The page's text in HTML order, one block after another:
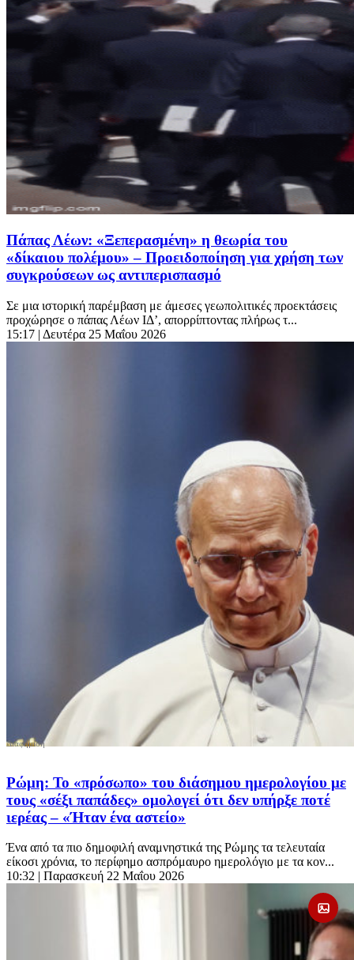
Πάπας Λέων: «Ξεπερασμένη» η θεωρία του
«δίκαιου πολέμου» – Προειδοποίηση για χρήση των
συγκρούσεων ως αντιπερισπασμό
Σε μια ιστορική παρέμβαση με άμεσες γεωπολιτικές προεκτάσεις
προχώρησε ο πάπας Λέων ΙΔ’, απορρίπτοντας πλήρως τ...
15:17 | Δευτέρα 25 Μαΐου 2026
Ρώμη: Το «πρόσωπο» του διάσημου ημερολογίου με
τους «σέξι παπάδες» ομολογεί ότι δεν υπήρξε ποτέ
ιερέας – «Ήταν ένα αστείο»
Ένα από τα πιο δημοφιλή αναμνηστικά της Ρώμης τα τελευταία
είκοσι χρόνια, το περίφημο ασπρόμαυρο ημερολόγιο με τα κον...
10:32 | Παρασκευή 22 Μαΐου 2026